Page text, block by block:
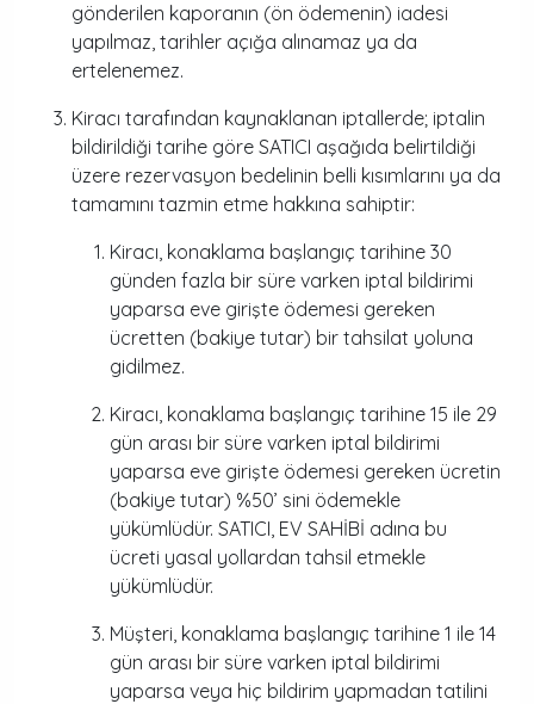
gönderilen kaporanın (ön ödemenin) iadesi
yapılmaz, tarihler açığa alınamaz ya da
ertelenemez.
Kiracı tarafından kaynaklanan iptallerde; iptalin
bildirildiği tarihe göre SATICI aşağıda belirtildiği
üzere rezervasyon bedelinin belli kısımlarını ya da
tamamını tazmin etme hakkına sahiptir:
Kiracı, konaklama başlangıç tarihine 30
günden fazla bir süre varken iptal bildirimi
yaparsa eve girişte ödemesi gereken
ücretten (bakiye tutar) bir tahsilat yoluna
gidilmez.
Kiracı, konaklama başlangıç tarihine 15 ile 29
gün arası bir süre varken iptal bildirimi
yaparsa eve girişte ödemesi gereken ücretin
(bakiye tutar) %50’ sini ödemekle
yükümlüdür. SATICI, EV SAHİBİ adına bu
ücreti yasal yollardan tahsil etmekle
yükümlüdür.
Müşteri, konaklama başlangıç tarihine 1 ile 14
gün arası bir süre varken iptal bildirimi
yaparsa veya hiç bildirim yapmadan tatilini